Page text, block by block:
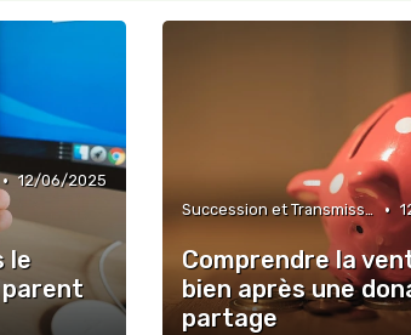
• 12/06/2025
le
parent
Succession et Transmission de Patrimoine •
Comprendre la
bien après une
partage